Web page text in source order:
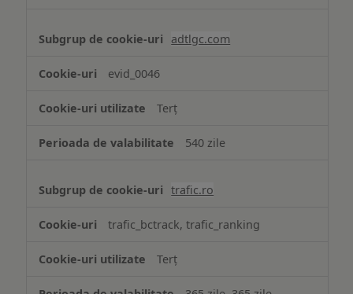
adtlgc.com
evid_0046
Terț
540 zile
trafic.ro
trafic_bctrack, trafic_ranking
Terț